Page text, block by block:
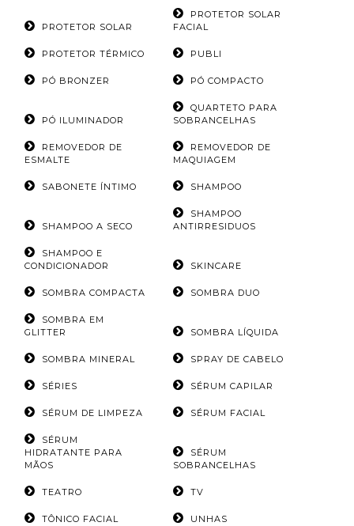
PROTETOR SOLAR
PROTETOR SOLAR
FACIAL
PROTETOR TÉRMICO PUBLI
PÓ BRONZER PÓ COMPACTO
PÓ ILUMINADOR
QUARTETO PARA
SOBRANCELHAS
REMOVEDOR DE
ESMALTE
REMOVEDOR DE
MAQUIAGEM
SABONETE ÍNTIMO SHAMPOO
SHAMPOO A SECO
SHAMPOO
ANTIRRESIDUOS
SHAMPOO E
CONDICIONADOR
SKINCARE
SOMBRA COMPACTA SOMBRA DUO
SOMBRA EM
GLITTER
SOMBRA LÍQUIDA
SOMBRA MINERAL SPRAY DE CABELO
SÉRIES SÉRUM CAPILAR
SÉRUM DE LIMPEZA SÉRUM FACIAL
SÉRUM
HIDRATANTE PARA
MÃOS
SÉRUM
SOBRANCELHAS
TEATRO TV
TÔNICO FACIAL UNHAS